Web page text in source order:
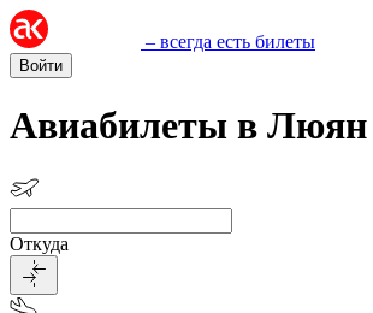
– всегда есть билеты
Войти
Авиабилеты в Люян
Откуда